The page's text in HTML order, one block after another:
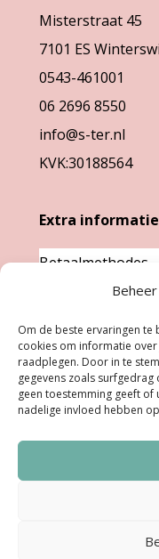
Om de beste ervaringen te
cookies om informatie
raadplegen. Door in te
gegevens zoals surfgedrag
geen toestemming geeft of
nadelige invloed hebben
kan
worden
op
de
Misterstraat 45
7101 ES
0543-461001
06 2696 8550
info@s-ter.nl
KVK:30188564
Extra informatie
Betaalmethodes
Garantie &
verzendkosten
Retourneren
Openingstijden
10:00